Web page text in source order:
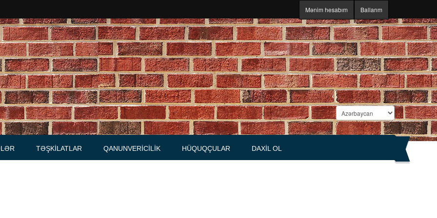
Mənim hesabım Ballarım
qaydalar
TƏŞKILATLAR
Məhkəmələr
Notariuslar
Prokurorluqlar
Vəkil qurumları
QANUNVERICILIK HÜQUQÇULAR DAXIL OL